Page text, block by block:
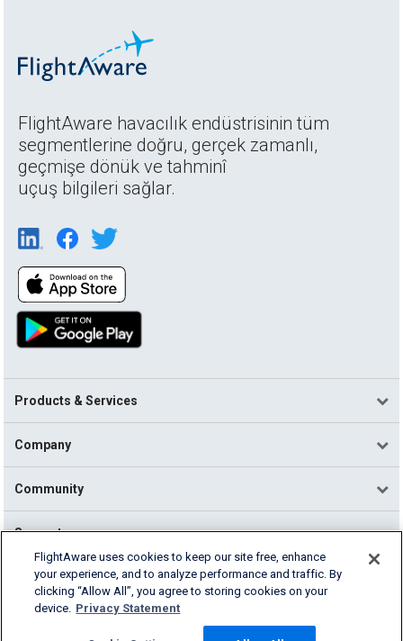
FlightAware havacılık endüstrisinin tüm
segmentlerine doğru, gerçek zamanlı,
geçmişe dönük ve tahminî
uçuş bilgileri sağlar.
Products & Services
Company
Community
Support
English (USA)
2026 FlightAware
Cookie Settings
FlightAware uses cookies to keep our site free, enhance
your experience, and to analyze performance and traffic. By
clicking “Allow All”, you agree to storing cookies on your
device. Privacy Statement